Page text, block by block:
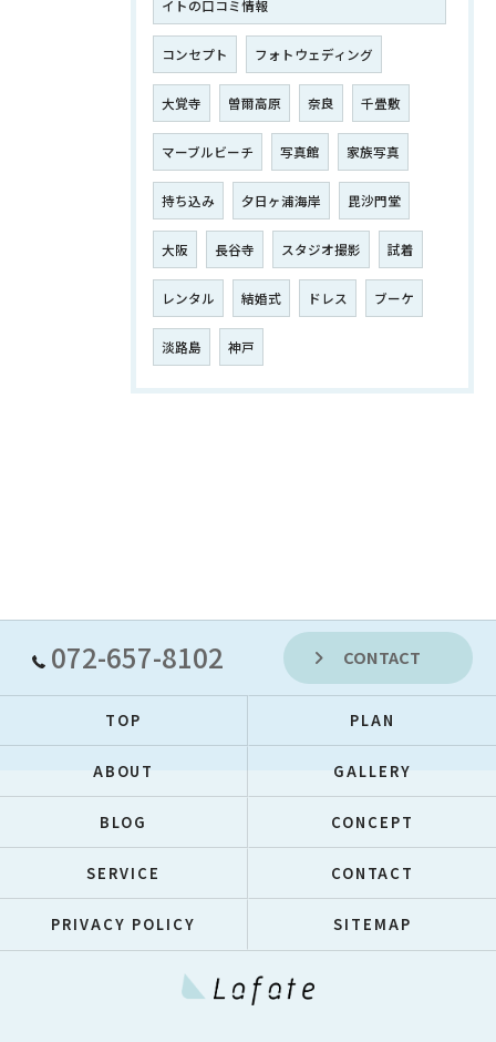
イトの口コミ情報
コンセプト フォトウェディング
大覚寺 曽爾高原 奈良 千畳敷
マーブルビーチ 写真館 家族写真
持ち込み 夕日ヶ浦海岸 毘沙門堂
大阪 長谷寺 スタジオ撮影 試着
レンタル 結婚式 ドレス ブーケ
淡路島 神戸
072-657-8102 CONTACT
TOP PLAN
ABOUT GALLERY
BLOG CONCEPT
SERVICE CONTACT
PRIVACY POLICY SITEMAP